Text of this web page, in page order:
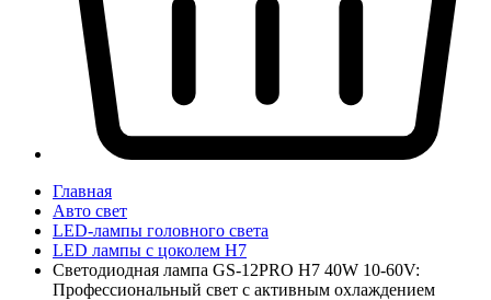
Главная
Авто свет
LED-лампы головного света
LED лампы с цоколем H7
Светодиодная лампа GS-12PRO H7 40W 10-60V:
Профессиональный свет с активным охлаждением